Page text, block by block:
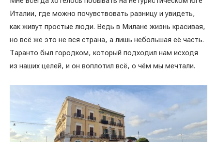
Италии, где можно почувствовать разницу и увидеть,
как живут простые люди. Ведь в Милане жизнь красивая,
но всё же это не вся страна, а лишь небольшая её часть.
Таранто был городком, который подходил нам исходя
из наших целей, и он воплотил всё, о чём мы мечтали.